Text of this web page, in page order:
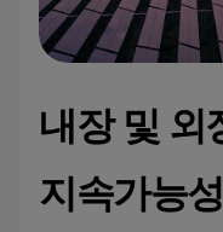
내장 및 외
지속가능성